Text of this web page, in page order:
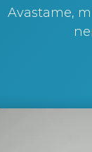
Avastame,